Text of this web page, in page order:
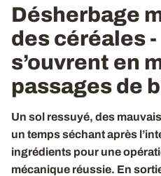
Désherbage
des céréales
s’ouvrent en
passages de
Un sol ressuyé, des
un temps séchant après
ingrédients pour une
mécanique réussie. En